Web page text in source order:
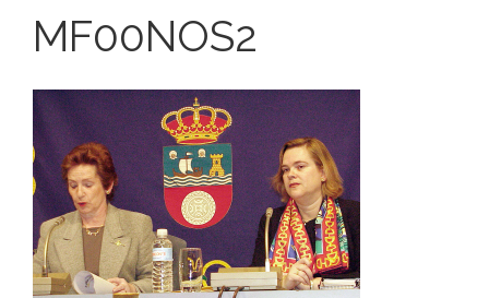
MF00NOS2